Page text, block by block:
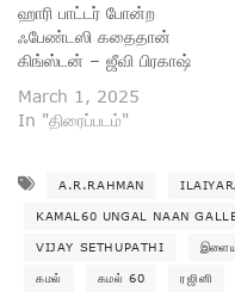
ஹாரி பாட்டர் போன்ற
ஃபேண்டஸி கதைதான்
கிங்ஸ்டன் – ஜீவி பிரகாஷ்
March 1, 2025
In "திரைப்படம்"
A.R.RAHMAN
KAMAL60 UNGAL NAAN
VIJAY SETHUPATHI
கமல் கமல் 60 ரஜினி